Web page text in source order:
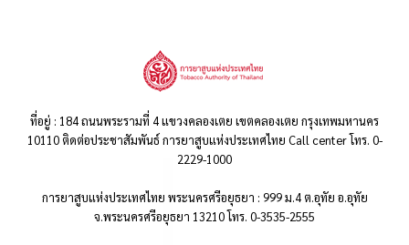
ที่อยู่ : 184 ถนนพระรามที่ 4 แขวงคลองเตย เขตคลองเตย กรุงเทพมหานคร
10110 ติดต่อประชาสัมพันธ์ การยาสูบแห่งประเทศไทย Call center โทร. 0-
2229-1000
การยาสูบแห่งประเทศไทย พระนครศรีอยุธยา : 999 ม.4 ต.อุทัย อ.อุทัย
จ.พระนครศรีอยุธยา 13210 โทร. 0-3535-2555